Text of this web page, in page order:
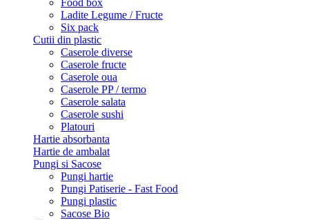
Food box
Ladite Legume / Fructe
Six pack
Cutii din plastic
Caserole diverse
Caserole fructe
Caserole oua
Caserole PP / termo
Caserole salata
Caserole sushi
Platouri
Hartie absorbanta
Hartie de ambalat
Pungi si Sacose
Pungi hartie
Pungi Patiserie - Fast Food
Pungi plastic
Sacose Bio